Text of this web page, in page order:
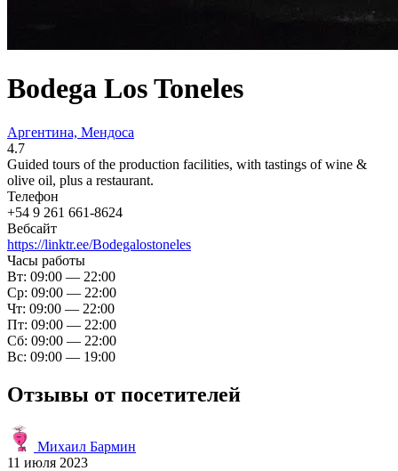
Bodega Los Toneles
Аргентина, Мендоса
4.7
Guided tours of the production facilities, with tastings of wine &
olive oil, plus a restaurant.
Телефон
+54 9 261 661-8624
Вебсайт
https://linktr.ee/Bodegalostoneles
Часы работы
Вт: 09:00 — 22:00
Ср: 09:00 — 22:00
Чт: 09:00 — 22:00
Пт: 09:00 — 22:00
Сб: 09:00 — 22:00
Вс: 09:00 — 19:00
Отзывы от посетителей
Михаил Бармин
11 июля 2023